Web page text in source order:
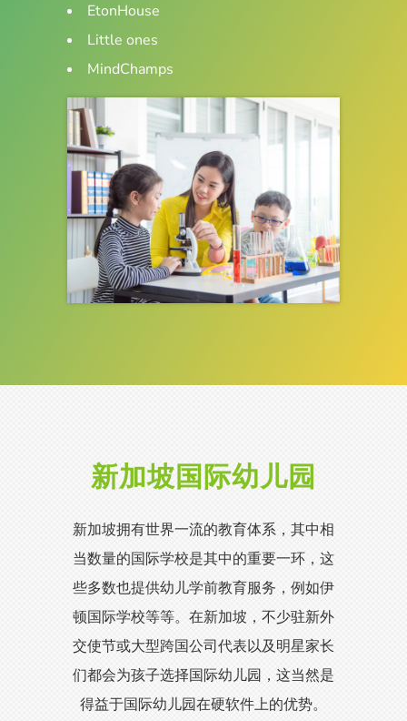
EtonHouse
Little ones
MindChamps
新加坡国际幼儿园
新加坡拥有世界一流的教育体系，其中相
当数量的国际学校是其中的重要一环，这
些多数也提供幼儿学前教育服务，例如伊
顿国际学校等等。在新加坡，不少驻新外
交使节或大型跨国公司代表以及明星家长
们都会为孩子选择国际幼儿园，这当然是
得益于国际幼儿园在硬软件上的优势。